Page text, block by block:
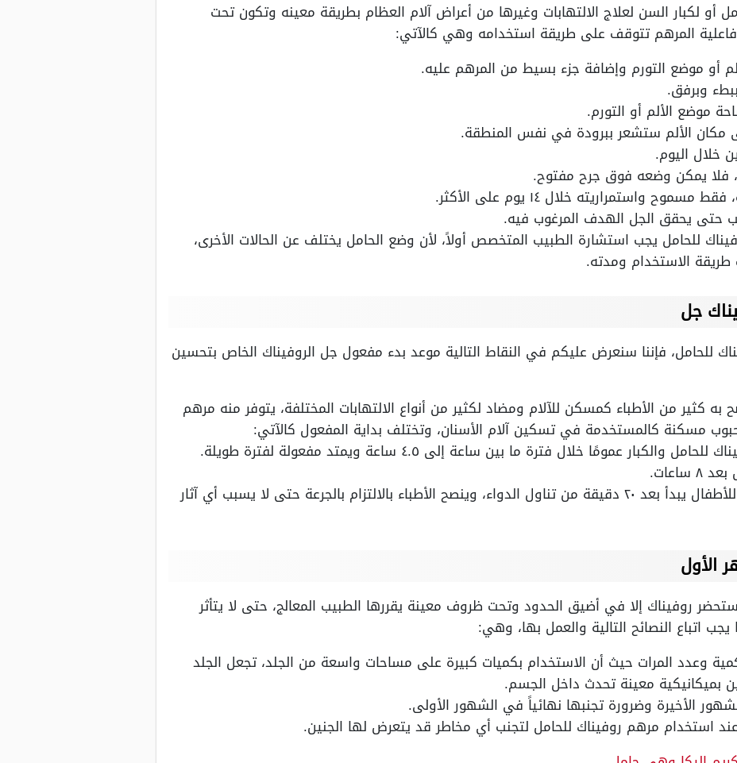
أو لكبار السن لعلاج الالتهابات وغيرها من أعراض آلام العظام بطريقة معينه وتكون تحت
المرهم تتوقف على طريقة استخدامه وهي كالآتي:
أو موضع التورم وإضافة جزء بسيط من المرهم عليه.
وبرفق.
موضع الألم أو التورم.
مكان الألم ستشعر ببرودة في نفس المنطقة.
خلال اليوم.
فلا يمكن وضعه فوق جرح مفتوح.
واستمراريته خلال ١٤ يوم على الأكثر.
حتى يحقق الجل الهدف المرغوب فيه.
للحامل يجب استشارة الطبيب المتخصص أولاً، لأن وضع الحامل يختلف عن الحالات الأخرى،
الاستخدام ومدته.
جل
للحامل، فإننا سنعرض عليكم في النقاط التالية موعد بدء مفعول جل الروفيناك الخاص بتحسين
كثير من الأطباء كمسكن للآلام ومضاد لكثير من أنواع الالتهابات المختلفة، يتوفر منه مرهم
مسكنة كالمستخدمة في تسكين آلام الأسنان، وتختلف بداية المفعول كالآتي:
عمومًا خلال فترة ما بين ساعة إلى ٤.٥ ساعة ويمتد مفعولة لفترة طويلة.
مفعول شراب روفيناك للأطفال يبدأ بعد ٢٠ دقيقة من تناول الدواء، وينصح الأطباء بالالتزام بالجرعة حتى لا يسبب أي آثار
الأول
روفيناك إلا في أضيق الحدود وتحت ظروف معينة يقررها الطبيب المعالج، حتى لا يتأثر
اتباع النصائح التالية والعمل بها، وهي:
وعدد المرات حيث أن الاستخدام بكميات كبيرة على مساحات واسعة من الجلد، تجعل الجلد
بميكانيكية معينة تحدث داخل الجسم.
الأخيرة وضرورة تجنبها نهائياً في الشهور الأولى.
عند استخدام مرهم روفيناك للحامل لتجنب أي مخاطر قد يتعرض لها الجنين.